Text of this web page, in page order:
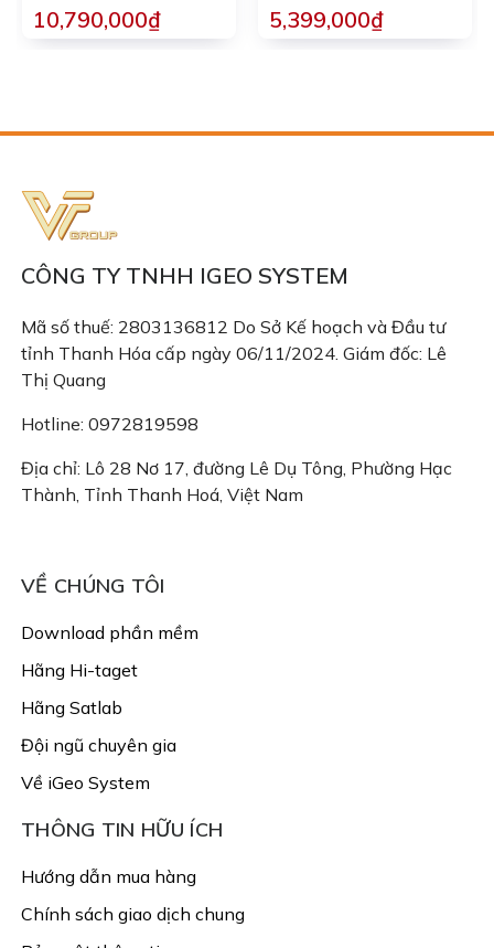
10,790,000₫ 5,399,000₫
CÔNG TY TNHH IGEO SYSTEM
Mã số thuế: 2803136812 Do Sở Kế hoạch và Đầu tư
tỉnh Thanh Hóa cấp ngày 06/11/2024. Giám đốc: Lê
Thị Quang
Hotline: 0972819598
Địa chỉ: Lô 28 Nơ 17, đường Lê Dụ Tông, Phường Hạc
Thành, Tỉnh Thanh Hoá, Việt Nam
VỀ CHÚNG TÔI
Download phần mềm
Hãng Hi-taget
Hãng Satlab
Đội ngũ chuyên gia
Về iGeo System
THÔNG TIN HỮU ÍCH
Hướng dẫn mua hàng
Chính sách giao dịch chung